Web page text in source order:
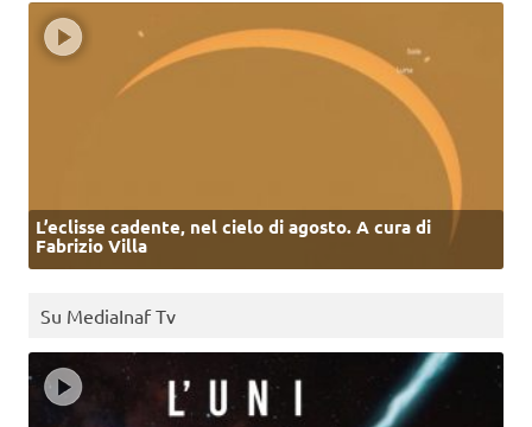
L’eclisse cadente, nel cielo di agosto. A cura di
Fabrizio Villa
Su MediaInaf Tv